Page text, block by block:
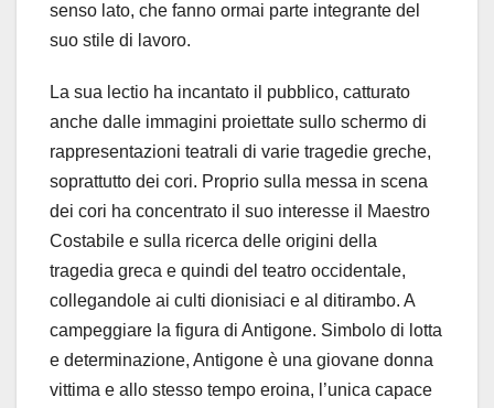
senso lato, che fanno ormai parte integrante del
suo stile di lavoro.
La sua lectio ha incantato il pubblico, catturato
anche dalle immagini proiettate sullo schermo di
rappresentazioni teatrali di varie tragedie greche,
soprattutto dei cori. Proprio sulla messa in scena
dei cori ha concentrato il suo interesse il Maestro
Costabile e sulla ricerca delle origini della
tragedia greca e quindi del teatro occidentale,
collegandole ai culti dionisiaci e al ditirambo. A
campeggiare la figura di Antigone. Simbolo di lotta
e determinazione, Antigone è una giovane donna
vittima e allo stesso tempo eroina, l’unica capace